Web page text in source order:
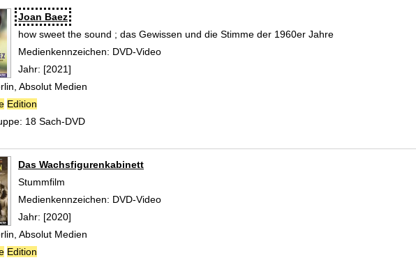
anzeigen
springen
Joan Baez
how sweet the sound ; das Gewissen und die Stimme der 1960er Jahre
Suche nach diesem Verfasser
Medienkennzeichen: DVD-Video
Jahr: [2021]
Absolut Medien
Edition
18 Sach-DVD
Das Wachsfigurenkabinett
Stummfilm
Suche nach diesem Verfasser
Medienkennzeichen: DVD-Video
Jahr: [2020]
Absolut Medien
Edition